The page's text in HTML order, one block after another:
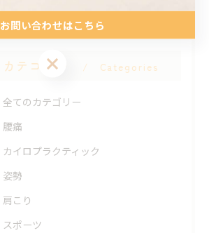
カテゴリー Categories
全てのカテゴリー
腰痛
カイロプラクティック
姿勢
肩こり
スポーツ
お問い合わせはこちら
お問い合わせはこちら